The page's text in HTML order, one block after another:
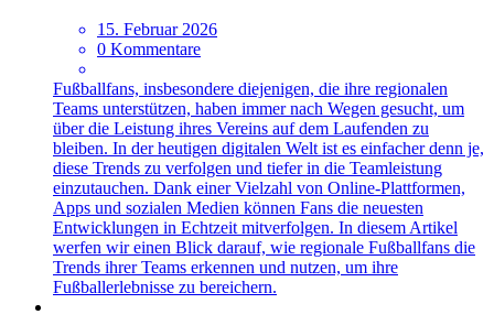
15. Februar 2026
0 Kommentare
Fußballfans, insbesondere diejenigen, die ihre regionalen
Teams unterstützen, haben immer nach Wegen gesucht, um
über die Leistung ihres Vereins auf dem Laufenden zu
bleiben. In der heutigen digitalen Welt ist es einfacher denn je,
diese Trends zu verfolgen und tiefer in die Teamleistung
einzutauchen. Dank einer Vielzahl von Online-Plattformen,
Apps und sozialen Medien können Fans die neuesten
Entwicklungen in Echtzeit mitverfolgen. In diesem Artikel
werfen wir einen Blick darauf, wie regionale Fußballfans die
Trends ihrer Teams erkennen und nutzen, um ihre
Fußballerlebnisse zu bereichern.